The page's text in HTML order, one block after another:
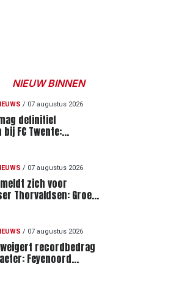
NIEUW BINNEN
/ 07 augustus 2026
definitief
FC Twente:
krijgt deadline
vervanger
/ 07 augustus 2026
meldt zich voor
Thorvaldsen: Groen
/ 07 augustus 2026
weigert recordbedrag
Feyenoord
megabod